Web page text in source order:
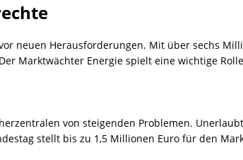
neuen Herausforderungen. Mit über sechs
Marktwächter Energie spielt eine wichtige
von steigenden Problemen.
stellt bis zu 1,5 Millionen Euro für den